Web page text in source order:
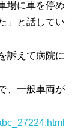
場に車を停め
」と話してい
訴えて病院に
、一般車両が